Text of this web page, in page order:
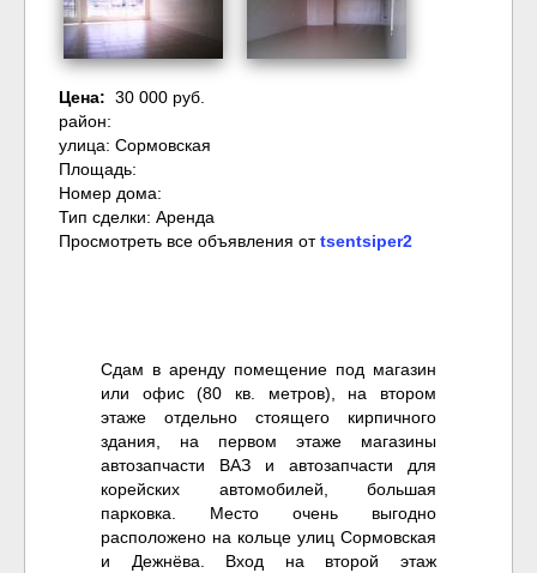
Цена: 30 000 руб.
район:
улица: Сормовская
Площадь:
Номер дома:
Тип сделки: Аренда
Просмотреть все объявления отtsentsiper2
Сдам в аренду помещение под магазин
или офис (80 кв. метров), на втором
этаже отдельно стоящего кирпичного
здания, на первом этаже магазины
автозапчасти ВАЗ и автозапчасти для
корейских автомобилей, большая
парковка. Место очень выгодно
расположено на кольце улиц Сормовская
и Дежнёва. Вход на второй этаж